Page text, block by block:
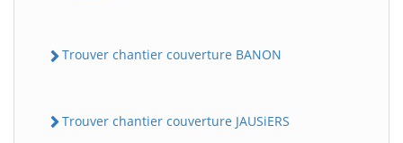
Trouver chantier couverture BANON
Trouver chantier couverture JAUSiERS